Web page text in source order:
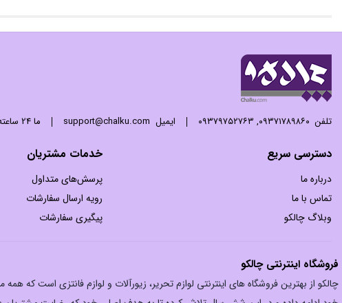
تلفن ۰۹۳۷۱۷۸۹۸۶۰, ۰۹۳۷۹۷۵۲۷۶۳ ایمیل support@chalku.com ما 24 ساعته 7 روز هفته پاسخگوی شما هستیم.
دسترسی سریع
درباره ما
تماس با ما
وبلاگ چالکو
خدمات مشتریان
پرسش‌های متداول
رویه ارسال سفارشات
پیگیری سفارشات
فروشگاه اینترنتی چالکو
چالکو از بهترین فروشگاه های اینترنتی لوازم تحریر، زیورآلات و لوازم فانتزی است